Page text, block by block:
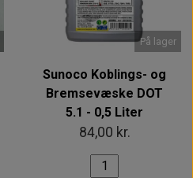
På lager
Sunoco Koblings- og
Bremsevæske DOT
5.1 - 0,5 Liter
84,00 kr.